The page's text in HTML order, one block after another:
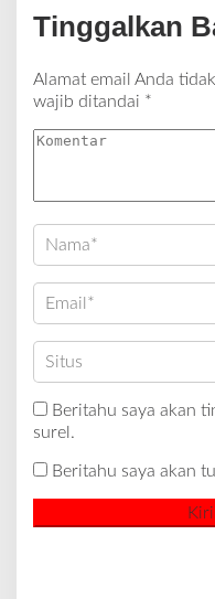
Tinggalkan
Alamat email Anda
wajib ditandai *
Beritahu saya akan
surel.
Beritahu saya akan